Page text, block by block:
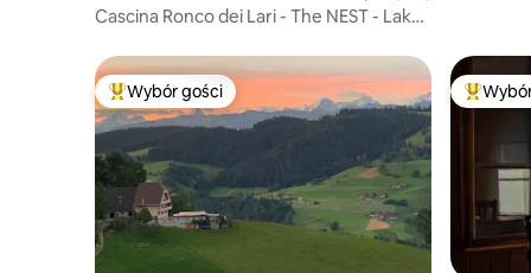
Cascina Ronco dei Lari - The NEST - Lake
Najpopularniejsze z kategorii Wybór gości
Wybór gości